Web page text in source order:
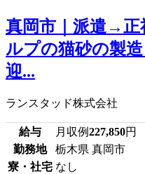
真岡市｜派遣→正
ルプの猫砂の製
迎...
ランスタッド株式会社
給与 月収例227,850円
勤務地
栃木県 真岡市
寮・社宅 なし